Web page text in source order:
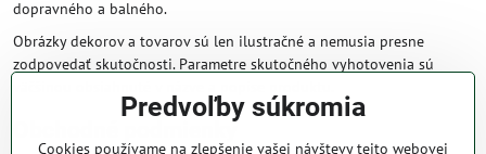
dopravného a balného.
Obrázky dekorov a tovarov sú len ilustračné a nemusia presne
zodpovedať skutočnosti. Parametre skutočného vyhotovenia sú
Obchodné podmienky
Predvoľby súkromia
Cookies používame na zlepšenie vašej návštevy tejto webovej